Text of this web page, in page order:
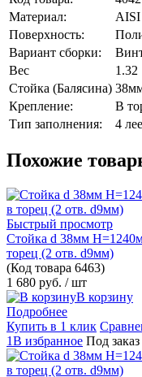
Материал:
AISI
Поверхность:
Вариант сборки:
Вес
1.32
Стойка (Балясина)
Крепление:
В
Тип заполнения:
4
Похожие
Быстрый просмотр
Стойка d 38мм
торец (2 отв. d9мм)
(Код товара 6463)
1 680 руб. / шт
В корзину
Подробнее
Купить в 1 клик
1В избранное Под заказ